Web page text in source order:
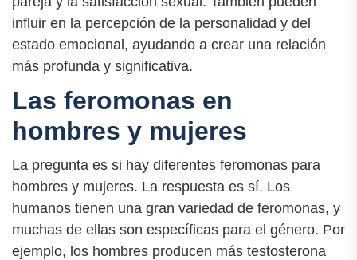
influir en la percepción de la personalidad y del
estado emocional, ayudando a crear una relación
más profunda y significativa.
Las feromonas en
hombres y mujeres
La pregunta es si hay diferentes feromonas para
hombres y mujeres. La respuesta es sí. Los
humanos tienen una gran variedad de feromonas, y
muchas de ellas son específicas para el género. Por
ejemplo, los hombres producen más testosterona